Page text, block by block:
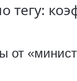
тегу:
от